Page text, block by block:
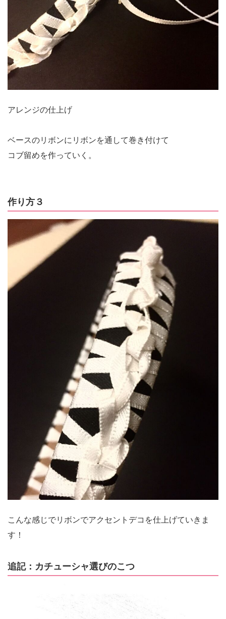
アレンジの仕上げ
ベースのリボンにリボンを通して巻き付けて
コブ留めを作っていく。
作り方３
こんな感じでリボンでアクセントデコを仕上げていきま
す！
追記：カチューシャ選びのこつ